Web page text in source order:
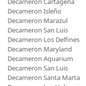
Decameron Isleño
Decameron Marazul
Decameron San Luis
Decameron Los Delfines
Decameron Maryland
Decameron Aquarium
Decameron San Luis
Decameron Santa Marta